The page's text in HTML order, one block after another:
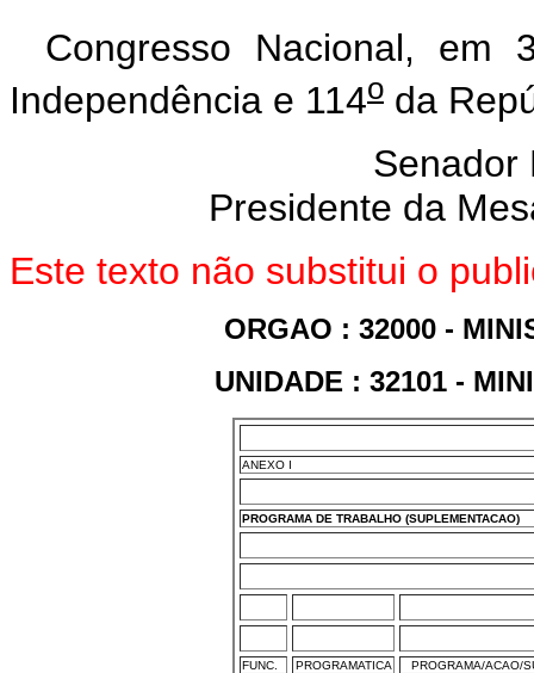
Congresso Nacional,
Independência e 114o da
Senador
Presidente da
Este texto não substitui o
ORGAO : 32000 -
UNIDADE : 32101 -
ANEXO I
PROGRAMA DE TRABALHO (SUPLEMENTACAO)
FUNC. PROGRAMATICA PROGRAMA/ACAO/